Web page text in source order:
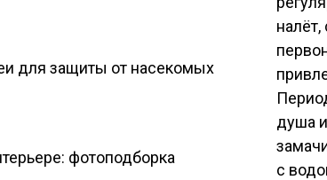
для защиты от насекомых
фотоподборка
налёт,
душа
с